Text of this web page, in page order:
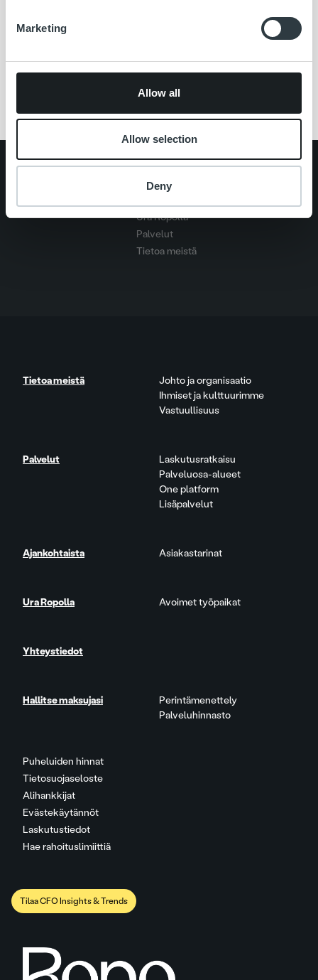
Marketing
Allow all
Allow selection
Deny
Ura Ropolla
Palvelut
Tietoa meistä
Search for:
Puheluiden hinnat
Tietosuojaseloste
Alihankkijat
Evästekäytännöt
Laskutustiedot
Hae rahoituslimiittiä
Tietoa meistä
Johto ja organisaatio
Ihmiset ja kulttuurimme
Vastuullisuus
Palvelut
Laskutusratkaisu
Palveluosa-alueet
One platform
Lisäpalvelut
Ajankohtaista Asiakastarinat
Ura Ropolla Avoimet työpaikat
Yhteystiedot
Hallitse maksujasi
Perintämenettely
Palveluhinnasto
Tilaa CFO Insights & Trends